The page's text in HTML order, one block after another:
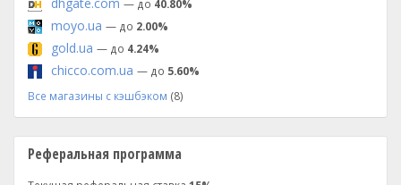
— до 40.80%
moyo.ua — до 2.00%
gold.ua — до 4.24%
chicco.com.ua — до 5.60%
Все магазины с кэшбэком (8)
Реферальная программа